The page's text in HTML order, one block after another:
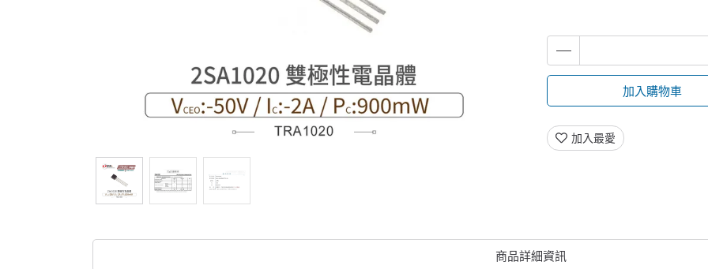
加入購物車
加入最愛
商品詳細資訊